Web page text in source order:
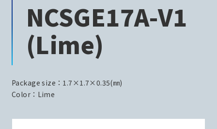
NCSGE17A-V1
(Lime)
Package size：1.7×1.7×0.35(㎜)
Color：Lime